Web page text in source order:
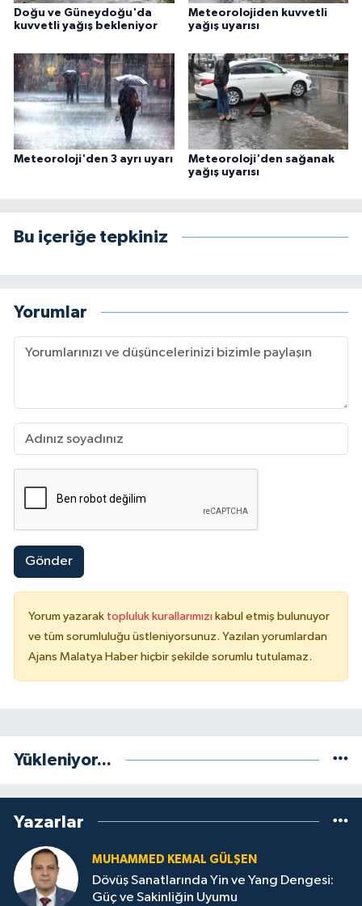
Doğu ve Güneydoğu'da
kuvvetli yağış bekleniyor
Meteorolojiden kuvvetli
yağış uyarısı
Meteoroloji'den 3 ayrı uyarı
Meteoroloji'den sağanak
yağış uyarısı
Bu içeriğe tepkiniz
Yorumlar
Gönder
Yorum yazarak topluluk kurallarımızı kabul etmiş bulunuyor
ve tüm sorumluluğu üstleniyorsunuz. Yazılan yorumlardan
Ajans Malatya Haber hiçbir şekilde sorumlu tutulamaz.
Yükleniyor...
Yazarlar
MUHAMMED KEMAL GÜLŞEN
Dövüş Sanatlarında Yin ve Yang Dengesi:
Güç ve Sakinliğin Uyumu